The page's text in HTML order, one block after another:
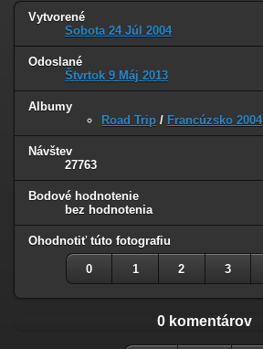
Vytvorené
Sobota 24 Júl 2004
Odoslané
Štvrtok 9 Máj 2013
Albumy
Road Trip / Francúzsko 2004
Návštev
27763
Bodové hodnotenie
bez hodnotenia
Ohodnotiť túto fotografiu
0 1 2 3
0 komentárov